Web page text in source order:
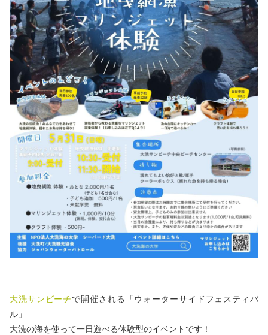
大洗サンビーチで開催される「ウォーターサイドフェスティバ
ル」
大洗の海を使って一日遊べる体験型のイベントです！